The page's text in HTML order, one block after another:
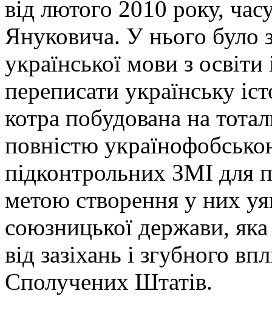
від лютого 2010 року,
Януковича. У нього було
української мови з
переписати українську
котра побудована на
повністю
підконтрольних ЗМІ для
метою створення у них
союзницької держави,
від зазіхань і згубного
Сполучених Штатів.